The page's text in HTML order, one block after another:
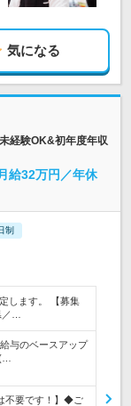
気になる
経験OK&初年度年収
給32万円／年休
制
します。 【募集
…
与のベースアップ
不要です！】◆ご